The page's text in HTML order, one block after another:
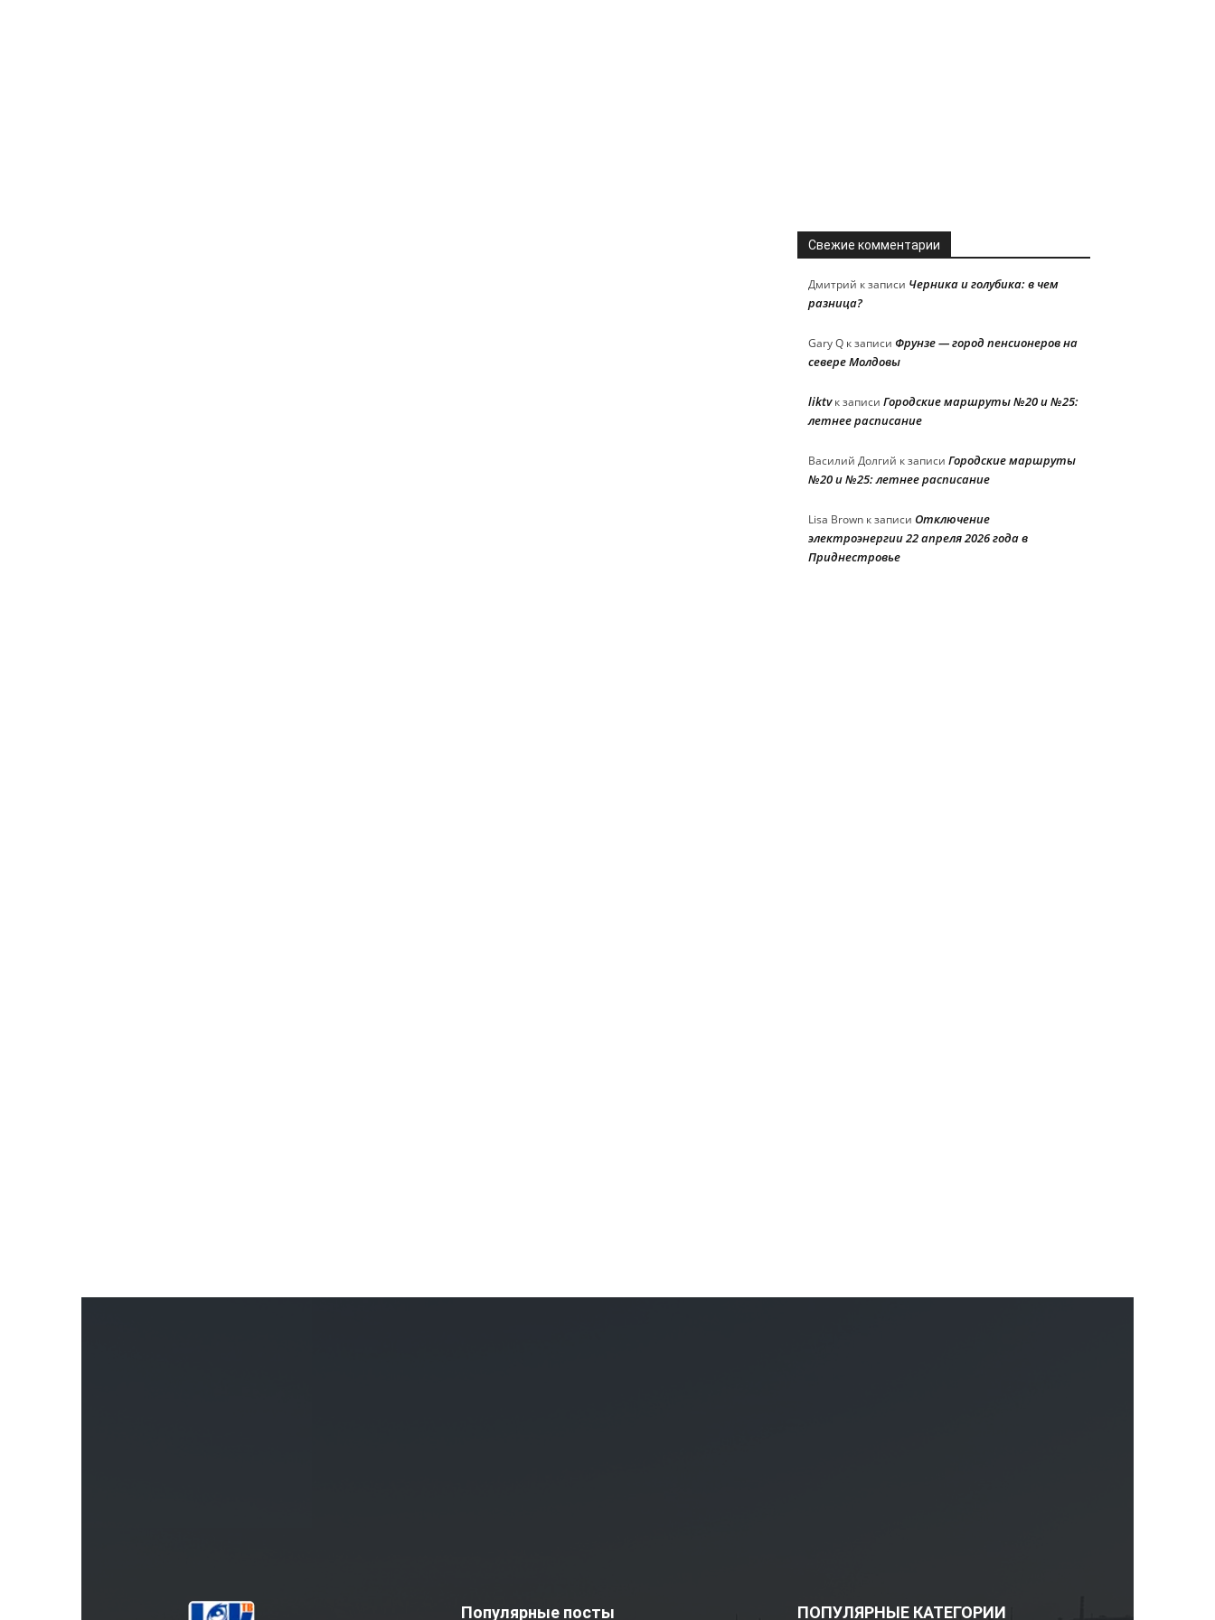
Свежие комментарии
Дмитрий к записи Черника и голубика: в чем
разница?
Gary Q к записи Фрунзе — город пенсионеров на
севере Молдовы
liktvк записи Городские маршруты №20 и №25:
летнее расписание
Василий Долгий к записи Городские маршруты
№20 и №25: летнее расписание
Lisa Brown к записи Отключение
электроэнергии 22 апреля 2026 года в
Приднестровье
Популярные посты ПОПУЛЯРНЫЕ КАТЕГОРИИ